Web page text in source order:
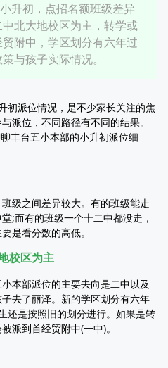
升初，点招名额班级差异
北大地校区为主，转学或
附中，学区划分有六年过
与孩子实际情况。
派位情况，是不少家长关注的焦
派位，不同路径有不同的结果。
丰台五小本部的小升初派位细
之间差异较大。有的班级能走
;而有的班级一个十二中都没走，
是看分数的高低。
校区为主
部派位的主要去向是二中以及
去了丽泽。新的学区划分有六年
还是按照旧的划分进行。如果是转
派到首经贸附中(一中)。